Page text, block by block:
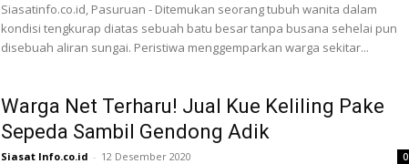
Siasatinfo.co.id, Pasuruan - Ditemukan seorang tubuh wanita dalam
kondisi tengkurap diatas sebuah batu besar tanpa busana sehelai pun
disebuah aliran sungai. Peristiwa menggemparkan warga sekitar...
Warga Net Terharu! Jual Kue Keliling Pake
Sepeda Sambil Gendong Adik
Siasat Info.co.id - 12 Desember 2020 0